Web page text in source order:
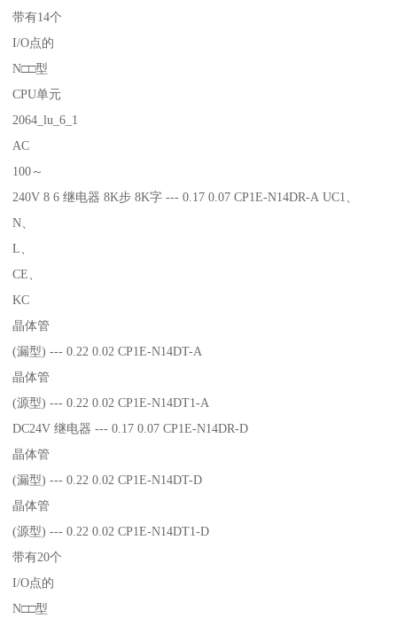
带有14个
I/O点的
N□□型
CPU单元
2064_lu_6_1
AC
100～
240V 8 6 继电器 8K步 8K字 --- 0.17 0.07 CP1E-N14DR-A UC1、
N、
L、
CE、
KC
晶体管
(漏型) --- 0.22 0.02 CP1E-N14DT-A
晶体管
(源型) --- 0.22 0.02 CP1E-N14DT1-A
DC24V 继电器 --- 0.17 0.07 CP1E-N14DR-D
晶体管
(漏型) --- 0.22 0.02 CP1E-N14DT-D
晶体管
(源型) --- 0.22 0.02 CP1E-N14DT1-D
带有20个
I/O点的
N□□型